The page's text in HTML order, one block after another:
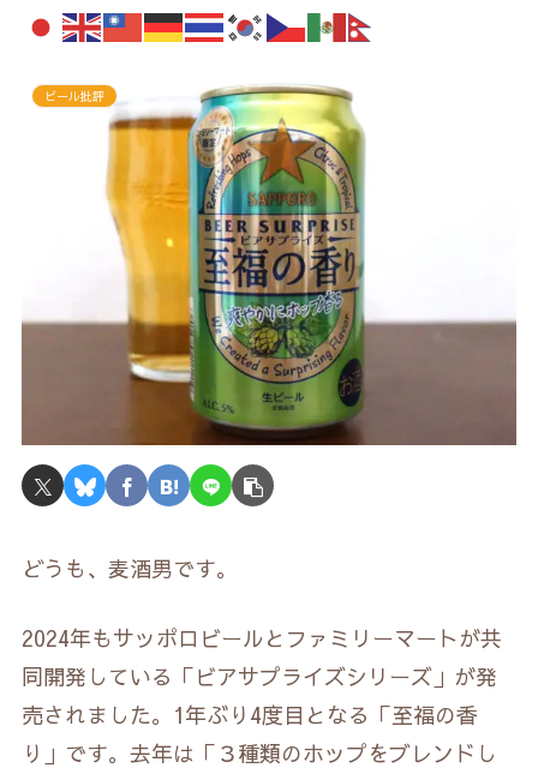
ビール批評
どうも、麦酒男です。
2024年もサッポロビールとファミリーマートが共
同開発している「ビアサプライズシリーズ」が発
売されました。1年ぶり4度目となる「至福の香
り」です。去年は「３種類のホップをブレンドし